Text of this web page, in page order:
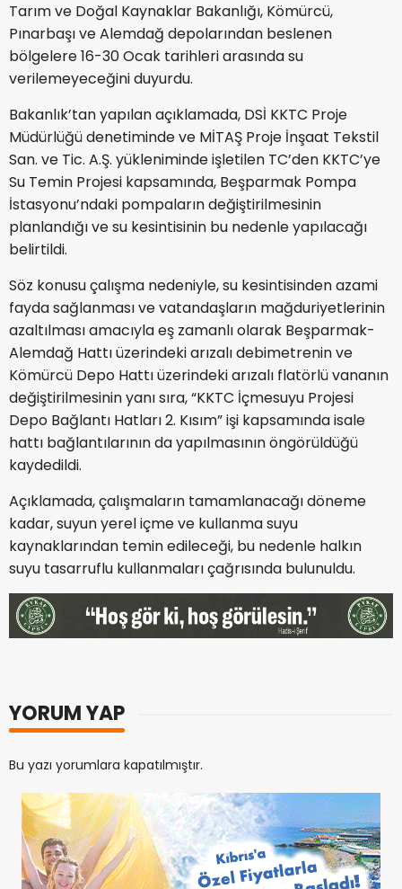
Tarım ve Doğal Kaynaklar Bakanlığı, Kömürcü,
Pınarbaşı ve Alemdağ depolarından beslenen
bölgelere 16-30 Ocak tarihleri arasında su
verilemeyeceğini duyurdu.
Bakanlık’tan yapılan açıklamada, DSİ KKTC Proje
Müdürlüğü denetiminde ve MİTAŞ Proje İnşaat Tekstil
San. ve Tic. A.Ş. yükleniminde işletilen TC’den KKTC’ye
Su Temin Projesi kapsamında, Beşparmak Pompa
İstasyonu’ndaki pompaların değiştirilmesinin
planlandığı ve su kesintisinin bu nedenle yapılacağı
belirtildi.
Söz konusu çalışma nedeniyle, su kesintisinden azami
fayda sağlanması ve vatandaşların mağduriyetlerinin
azaltılması amacıyla eş zamanlı olarak Beşparmak-
Alemdağ Hattı üzerindeki arızalı debimetrenin ve
Kömürcü Depo Hattı üzerindeki arızalı flatörlü vananın
değiştirilmesinin yanı sıra, “KKTC İçmesuyu Projesi
Depo Bağlantı Hatları 2. Kısım” işi kapsamında isale
hattı bağlantılarının da yapılmasının öngörüldüğü
kaydedildi.
Açıklamada, çalışmaların tamamlanacağı döneme
kadar, suyun yerel içme ve kullanma suyu
kaynaklarından temin edileceği, bu nedenle halkın
suyu tasarruflu kullanmaları çağrısında bulunuldu.
YORUM YAP
Bu yazı yorumlara kapatılmıştır.